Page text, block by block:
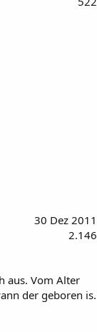
30 Dez 2011
2.146
aus. Vom Alter
der geboren is.